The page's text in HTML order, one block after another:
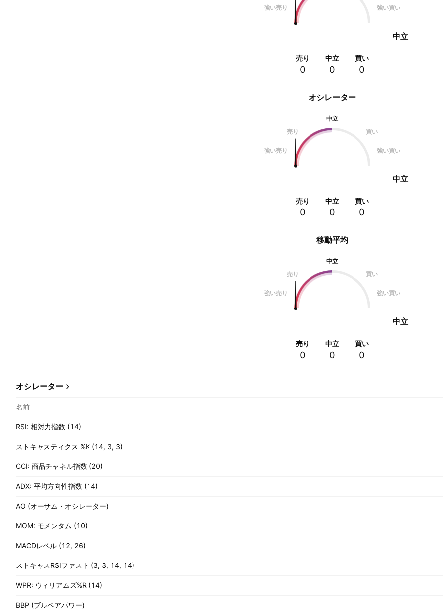
オシレーター
中立
売り
買い
強い売り 強い買い
中立
売り
0
中立
0
買い
0
強い売り 強い買い
中立
売り
0
中立
0
買い
0
移動平均
中立
売り
買い
強い売り 強い買い
中立
売り
0
中立
0
買い
0
オシレーター
名前
RSI: 相対力指数 (14)
ストキャスティクス %K (14, 3, 3)
CCI: 商品チャネル指数 (20)
ADX: 平均方向性指数 (14)
AO (オーサム・オシレーター)
MOM: モメンタム (10)
MACDレベル (12, 26)
ストキャスRSIファスト (3, 3, 14, 14)
WPR: ウィリアムズ%R (14)
BBP (ブルベアパワー)